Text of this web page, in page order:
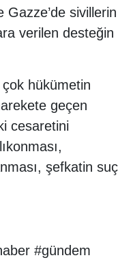
Gazze’de sivillerin
verilen desteğin
hükümetin
geçen
cesaretini
şefkatin suç
#gündem